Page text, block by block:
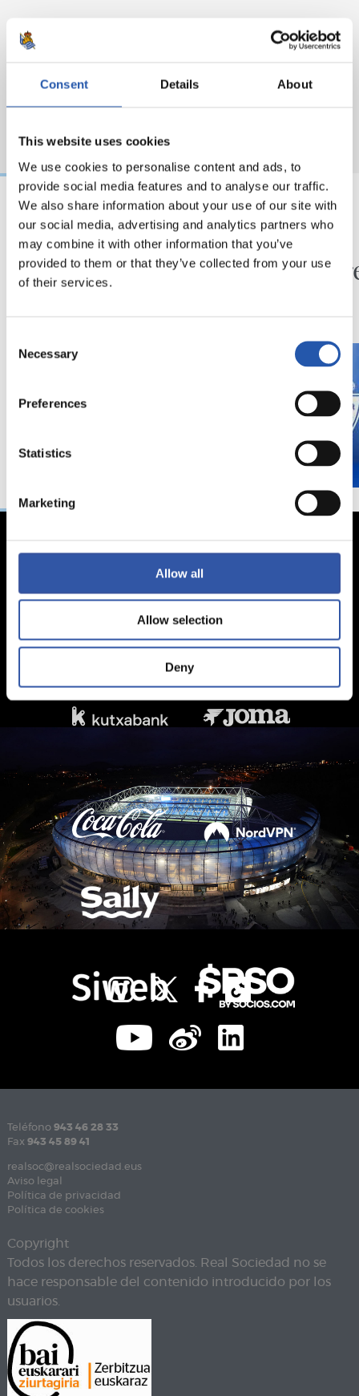
Consent Details About
This website uses cookies
We use cookies to personalise content and ads, to
provide social media features and to analyse our traffic.
We also share information about your use of our site with
our social media, advertising and analytics partners who
may combine it with other information that you’ve
provided to them or that they’ve collected from your use
of their services.
Selection
Necessary
Preferences
Statistics
Marketing
Allow all
Allow selection
Deny
08/08/2026
CRÓNICA
Fin a la preparación
08/08/2026
SANSE
En
Teléfono 943 46 28 33
Fax 943 45 89 41
realsoc@realsociedad.eus
Aviso legal
Política de privacidad
Política de cookies
Copyright
Todos los derechos reservados. Real Sociedad no se
hace responsable del contenido introducido por los
usuarios.